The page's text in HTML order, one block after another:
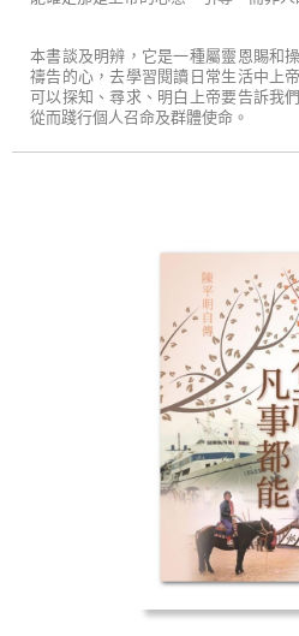
本書談及明辨，它是一種屬靈恩賜和
禱告的心，去學習閱讀日常生活中上
可以探知、尋求、明白上帝要告訴我
從而踐行個人召命及群體使命。